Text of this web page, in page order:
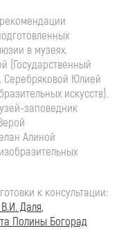
в музеях.
(Государственный
Серебряковой Юлией
искусств).
заповедник
Алиной
к консультации:
В.И. Даля,
Полины Богорад